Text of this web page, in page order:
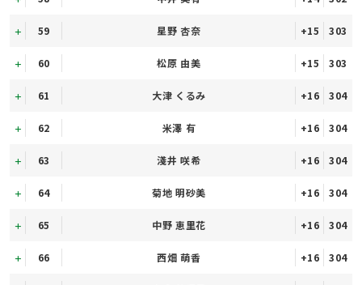
59 星野 杏奈 +15 303
60 松原 由美 +15 303
61 大津 くるみ +16 304
62 米澤 有 +16 304
63 淺井 咲希 +16 304
64 菊地 明砂美 +16 304
65 中野 恵里花 +16 304
66 西畑 萌香 +16 304